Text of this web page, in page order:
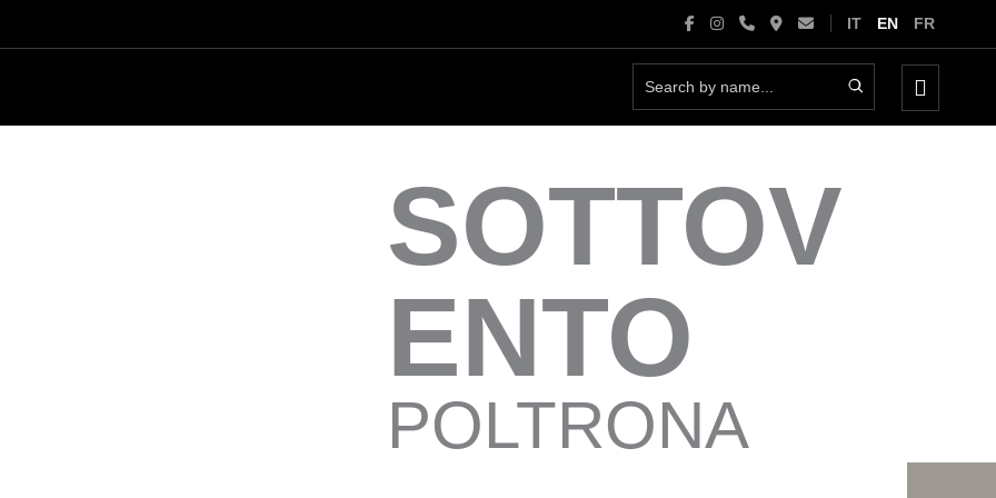
IT EN FR
Menu
Toggle
SOTTOV
ENTO
POLTRONA